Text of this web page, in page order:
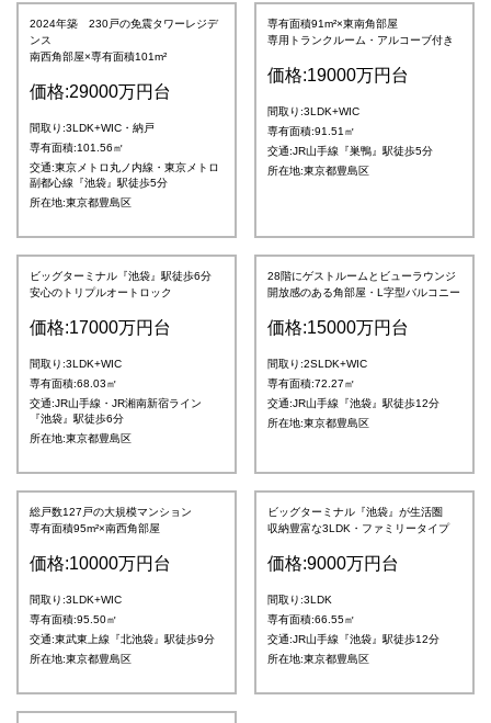
2024年築 230戸の免震タワーレジデ
ンス
南西角部屋×専有面積101m²
価格:29000万円台
間取り:3LDK+WIC・納戸
専有面積:101.56㎡
交通:東京メトロ丸ノ内線・東京メトロ
副都心線『池袋』駅徒歩5分
所在地:東京都豊島区
専有面積91m²×東南角部屋
専用トランクルーム・アルコーブ付き
価格:19000万円台
間取り:3LDK+WIC
専有面積:91.51㎡
交通:JR山手線『巣鴨』駅徒歩5分
所在地:東京都豊島区
ビッグターミナル『池袋』駅徒歩6分
安心のトリプルオートロック
価格:17000万円台
間取り:3LDK+WIC
専有面積:68.03㎡
交通:JR山手線・JR湘南新宿ライン
『池袋』駅徒歩6分
所在地:東京都豊島区
28階にゲストルームとビューラウンジ
開放感のある角部屋・L字型バルコニー
価格:15000万円台
間取り:2SLDK+WIC
専有面積:72.27㎡
交通:JR山手線『池袋』駅徒歩12分
所在地:東京都豊島区
総戸数127戸の大規模マンション
専有面積95m²×南西角部屋
価格:10000万円台
間取り:3LDK+WIC
専有面積:95.50㎡
交通:東武東上線『北池袋』駅徒歩9分
所在地:東京都豊島区
ビッグターミナル『池袋』が生活圏
収納豊富な3LDK・ファミリータイプ
価格:9000万円台
間取り:3LDK
専有面積:66.55㎡
交通:JR山手線『池袋』駅徒歩12分
所在地:東京都豊島区